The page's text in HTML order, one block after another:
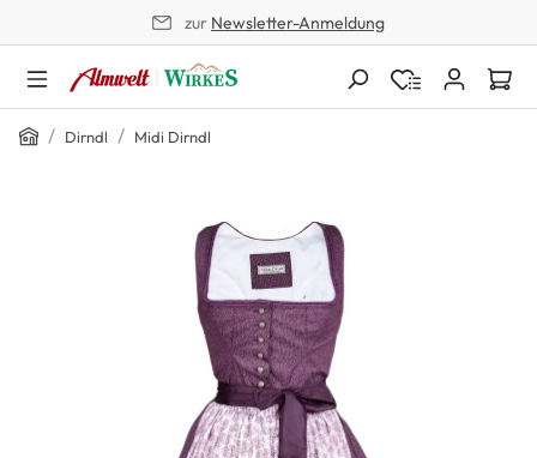
zur Newsletter-Anmeldung
Home
/ Dirndl / Midi Dirndl